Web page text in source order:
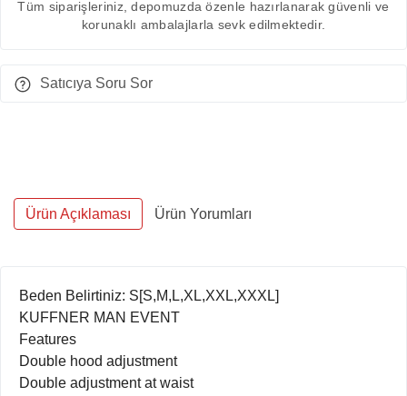
Tüm siparişleriniz, depomuzda özenle hazırlanarak güvenli ve
korunaklı ambalajlarla sevk edilmektedir.
Satıcıya Soru Sor
Ürün Açıklaması Ürün Yorumları
Beden Belirtiniz: S[S,M,L,XL,XXL,XXXL]
KUFFNER MAN EVENT
Features
Double hood adjustment
Double adjustment at waist